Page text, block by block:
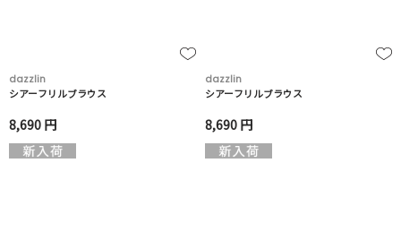
dazzlin
シアーフリルブラウス
8,690 円
dazzlin
シアーフリルブラウス
8,690 円